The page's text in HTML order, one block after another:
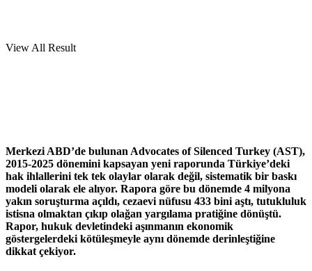
View All Result
Merkezi ABD’de bulunan Advocates of Silenced Turkey (AST),
2015-2025 dönemini kapsayan yeni raporunda Türkiye’deki
hak ihlallerini tek tek olaylar olarak değil, sistematik bir baskı
modeli olarak ele alıyor. Rapora göre bu dönemde 4 milyona
yakın soruşturma açıldı, cezaevi nüfusu 433 bini aştı, tutukluluk
istisna olmaktan çıkıp olağan yargılama pratiğine dönüştü.
Rapor, hukuk devletindeki aşınmanın ekonomik
göstergelerdeki kötüleşmeyle aynı dönemde derinleştiğine
dikkat çekiyor.